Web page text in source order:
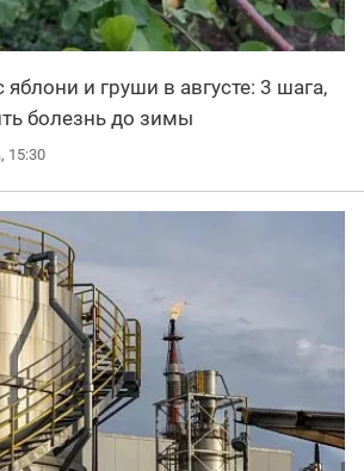
и груши в августе: 3 шага,
болезнь до зимы
15:30